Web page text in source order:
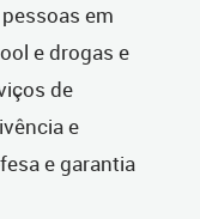
em
e drogas e
de
e
e garantia